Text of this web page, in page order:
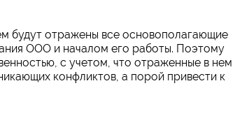
будут отражены все основополагающие
ООО и началом его работы. Поэтому
с учетом, что отраженные в нем
конфликтов, а порой привести к